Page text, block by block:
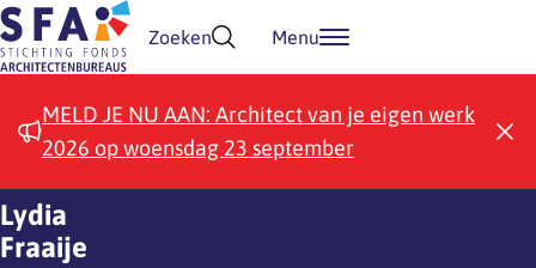
Doorgaan naar inhoud
Zoeken Menu
MELD JE NU AAN: Architect van je eigen werk
2026 op woensdag 23 september
Lydia
Fraaije